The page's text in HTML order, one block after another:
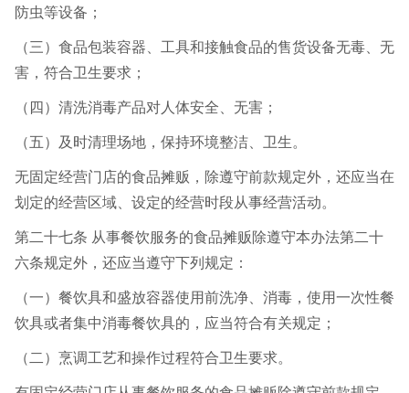
防虫等设备；
（三）食品包装容器、工具和接触食品的售货设备无毒、无
害，符合卫生要求；
（四）清洗消毒产品对人体安全、无害；
（五）及时清理场地，保持环境整洁、卫生。
无固定经营门店的食品摊贩，除遵守前款规定外，还应当在
划定的经营区域、设定的经营时段从事经营活动。
第二十七条 从事餐饮服务的食品摊贩除遵守本办法第二十
六条规定外，还应当遵守下列规定：
（一）餐饮具和盛放容器使用前洗净、消毒，使用一次性餐
饮具或者集中消毒餐饮具的，应当符合有关规定；
（二）烹调工艺和操作过程符合卫生要求。